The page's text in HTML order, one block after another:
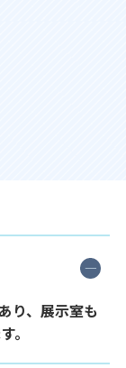
り、展示室も
。